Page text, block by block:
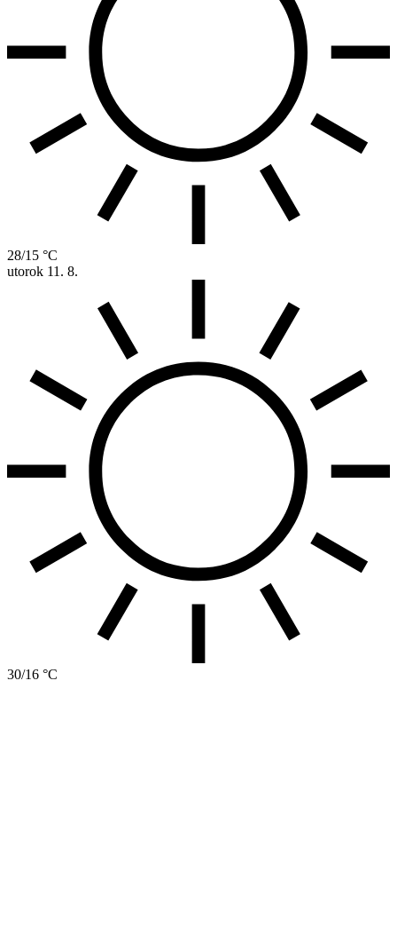
28/15 °C
utorok 11. 8.
30/16 °C